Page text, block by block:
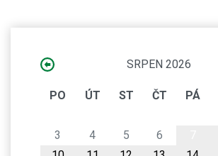
SRPEN 2026
PO ÚT ST ČT PÁ
3
4 5 6